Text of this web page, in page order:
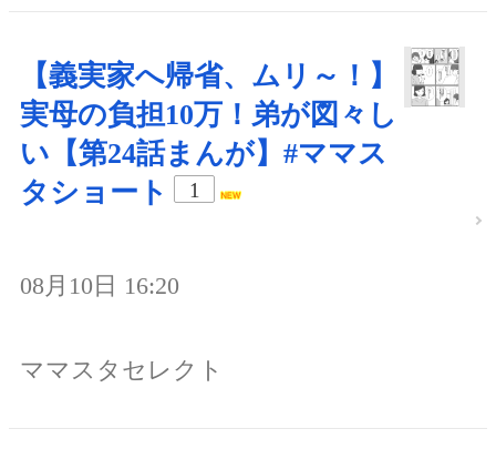
【義実家へ帰省、ムリ～！】
実母の負担10万！弟が図々し
い【第24話まんが】#ママス
タショート
1
08月10日 16:20
ママスタセレクト